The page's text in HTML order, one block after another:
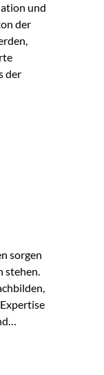
und
der
der
sorgen
stehen.